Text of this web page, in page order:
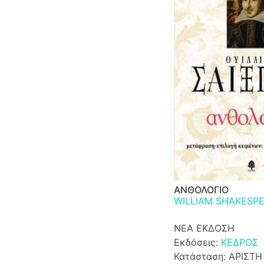
ΑΝΘΟΛΟΓΙΟ
WILLIAM
ΝΕΑ ΕΚΔΟΣΗ
Εκδόσεις: ΚΕΔΡΟΣ
Κατάσταση: ΑΡΙΣΤΗ